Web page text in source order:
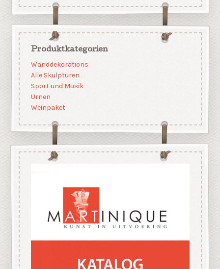
Produktkategorien
Wanddekorations
Alle Skulpturen
Sport und Musik
Urnen
Weinpaket